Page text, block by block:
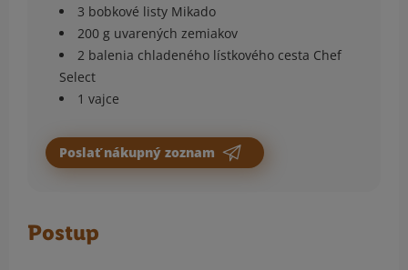
3 bobkové listy Mikado
200 g uvarených zemiakov
2 balenia chladeného lístkového cesta Chef
Select
1 vajce
Poslať nákupný zoznam
Postup